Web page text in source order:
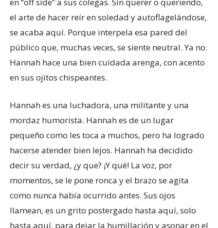
el arte de hacer reír en soledad y autoflagelándose,
se acaba aquí. Porque interpela esa pared del
público que, muchas veces, se siente neutral. Ya no.
Hannah hace una bien cuidada arenga, con acento
en sus ojitos chispeantes.
Hannah es una luchadora, una militante y una
mordaz humorista. Hannah es de un lugar
pequeño como les toca a muchos, pero ha logrado
hacerse atender bien lejos. Hannah ha decidido
decir su verdad, ¿y que? ¡Y qué! La voz, por
momentos, se le pone ronca y el brazo se agita
como nunca había ocurrido antes. Sus ojos
llamean, es un grito postergado hasta aquí, solo
hasta aquí, para dejar la humillación y asonar en el